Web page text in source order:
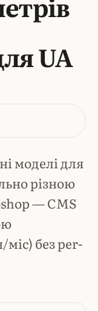
UA
моделі для
різною
— CMS
міс) без per-